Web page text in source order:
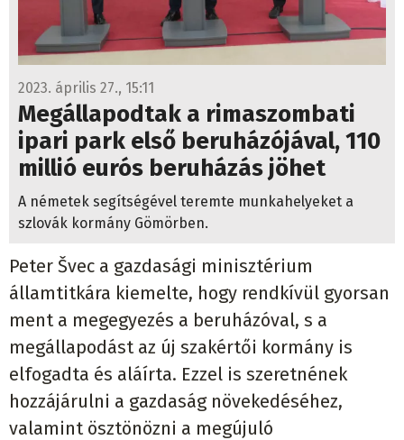
2023. április 27., 15:11
Megállapodtak a rimaszombati
ipari park első beruházójával, 110
millió eurós beruházás jöhet
A németek segítségével teremte munkahelyeket a
szlovák kormány Gömörben.
Peter Švec a gazdasági minisztérium
államtitkára kiemelte, hogy rendkívül gyorsan
ment a megegyezés a beruházóval, s a
megállapodást az új szakértői kormány is
elfogadta és aláírta. Ezzel is szeretnének
hozzájárulni a gazdaság növekedéséhez,
valamint ösztönözni a megújuló